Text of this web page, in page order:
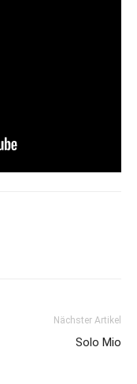
Nächster Artikel
Solo Mio